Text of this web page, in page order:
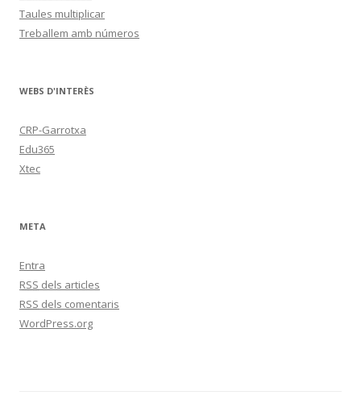
Taules multiplicar
Treballem amb números
WEBS D'INTERÈS
CRP-Garrotxa
Edu365
Xtec
META
Entra
RSS dels articles
RSS dels comentaris
WordPress.org